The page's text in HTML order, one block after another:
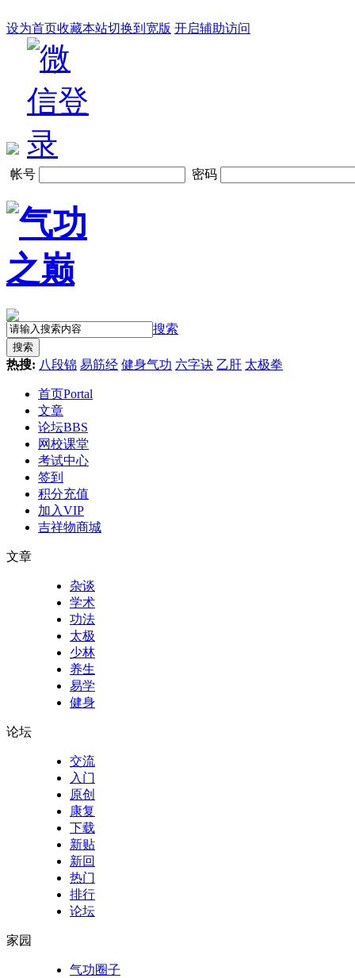
设为首页收藏本站切换到宽版 开启辅助访问
帐号 密码
搜索
搜索
热搜: 八段锦 易筋经 健身气功 六字诀 乙肝 太极拳
首页Portal
文章
论坛BBS
网校课堂
考试中心
签到
积分充值
加入VIP
吉祥物商城
文章
杂谈
学术
功法
太极
少林
养生
易学
健身
论坛
交流
入门
原创
康复
下载
新贴
新回
热门
排行
论坛
家园
气功圈子